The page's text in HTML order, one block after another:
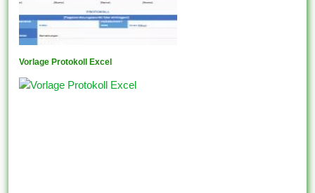
Vorlage Protokoll Excel